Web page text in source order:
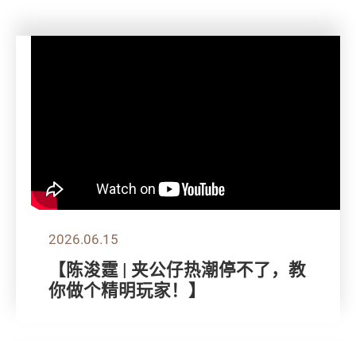
2026.06.15
【陈浚霆 | 夹公仔热潮停不了，教
你做个精明玩家！】